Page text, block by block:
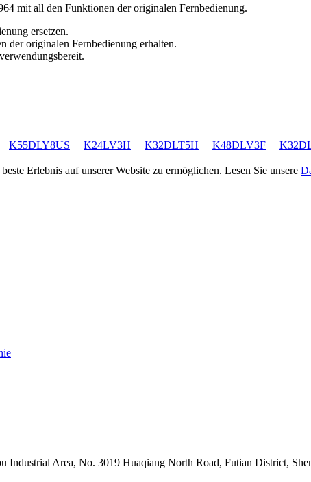
mit all den Funktionen der originalen Fernbedienung.
ersetzen.
der originalen Fernbedienung erhalten.
K55DLY8US K24LV3H K32DLT5H K48DLV3F
Erlebnis auf unserer Website zu ermöglichen. Lesen Sie unsere
Industrial Area, No. 3019 Huaqiang North Road, Futian District,